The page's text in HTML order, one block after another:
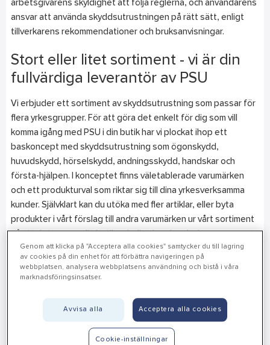
arbetsgivarens skyldighet att följa reglerna, och användarens
ansvar att använda skyddsutrustningen på rätt sätt, enligt
tillverkarens rekommendationer och bruksanvisningar.
Stort eller litet sortiment - vi är din
fullvärdiga leverantör av PSU
Vi erbjuder ett sortiment av skyddsutrustning som passar för
flera yrkesgrupper. För att göra det enkelt för dig som vill
komma igång med PSU i din butik har vi plockat ihop ett
baskoncept med skyddsutrustning som ögonskydd,
huvudskydd, hörselskydd, andningsskydd, handskar och
första-hjälpen. I konceptet finns väletablerade varumärken
och ett produkturval som riktar sig till dina yrkesverksamma
kunder. Självklart kan du utöka med fler artiklar, eller byta
produkter i vårt förslag till andra varumärken ur vårt sortiment
Genom att klicka på "Acceptera alla cookies" samtycker du till lagring
av cookies på din enhet för att förbättra navigeringen på
webbplatsen, analysera webbplatsens användning och bistå i våra
marknadsföringsinsatser.
Avvisa alla Acceptera alla cookies
Cookie-inställningar